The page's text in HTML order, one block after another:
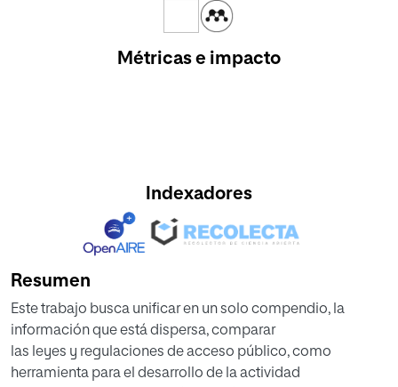
Métricas e impacto
Indexadores
Resumen
Este trabajo busca unificar en un solo compendio, la
información que está dispersa, comparar
las leyes y regulaciones de acceso público, como
herramienta para el desarrollo de la actividad